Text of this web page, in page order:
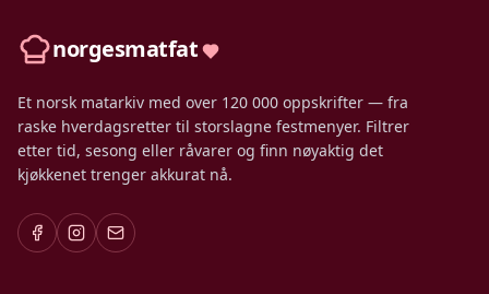
norgesmatfat
Et norsk matarkiv med over 120 000 oppskrifter — fra
raske hverdagsretter til storslagne festmenyer. Filtrer
etter tid, sesong eller råvarer og finn nøyaktig det
kjøkkenet trenger akkurat nå.